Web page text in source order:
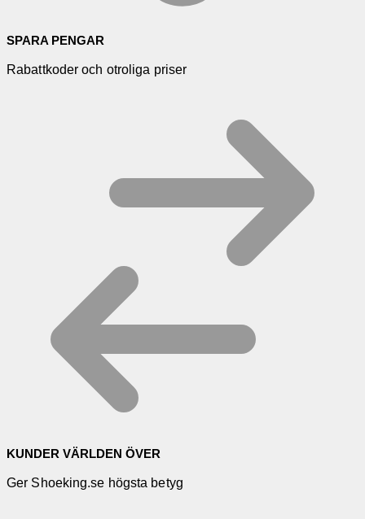
SPARA PENGAR
Rabattkoder och otroliga priser
KUNDER VÄRLDEN ÖVER
Ger Shoeking.se högsta betyg